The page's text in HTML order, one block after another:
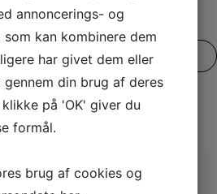
SE VORES FULDE UDVALG
annoncerings- og
kan kombinere dem
har givet dem eller
din brug af deres
på 'OK' giver du
formål.
brug af cookies og